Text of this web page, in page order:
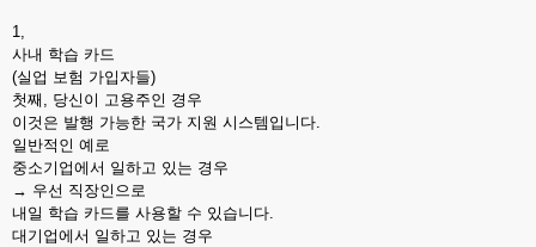
1,
사내 학습 카드
(실업 보험 가입자들)
첫째, 당신이 고용주인 경우
이것은 발행 가능한 국가 지원 시스템입니다.
일반적인 예로
중소기업에서 일하고 있는 경우
→ 우선 직장인으로
내일 학습 카드를 사용할 수 있습니다.
대기업에서 일하고 있는 경우